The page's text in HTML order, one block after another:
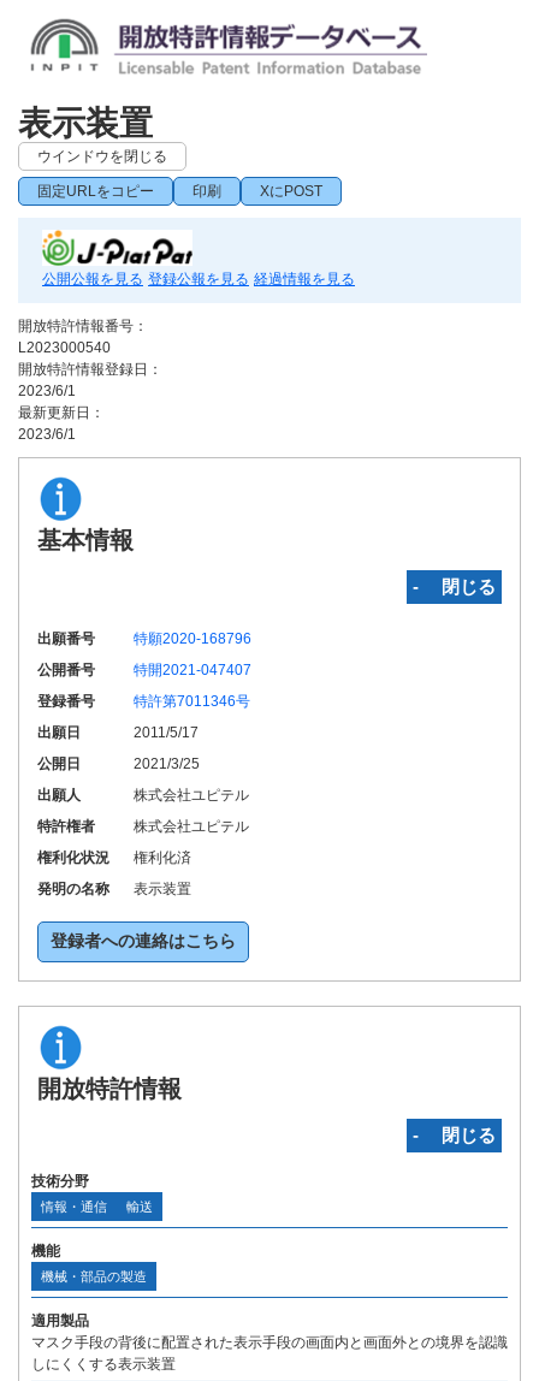
表示装置
ウインドウを閉じる
固定URLをコピー 印刷 XにPOST
公開公報を見る 登録公報を見る 経過情報を見る
開放特許情報番号：
L2023000540
開放特許情報登録日：
2023/6/1
最新更新日：
2023/6/1
基本情報
‐ 閉じる
出願番号
特願2020-168796
公開番号
特開2021-047407
登録番号
特許第7011346号
出願日
2011/5/17
公開日
2021/3/25
出願人
株式会社ユピテル
特許権者
株式会社ユピテル
権利化状況
権利化済
発明の名称
表示装置
登録者への連絡はこちら
開放特許情報
‐ 閉じる
技術分野
情報・通信 輸送
機能
機械・部品の製造
適用製品
マスク手段の背後に配置された表示手段の画面内と画面外との境界を認識
しにくくする表示装置